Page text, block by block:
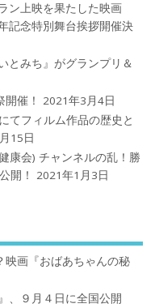
ン上映を果たした映画
記念特別舞台挨拶開催決
とみち』がグランプリ＆
催！
2021年3月4日
てフィルム作品の歴史と
15日
康会) チャンネルの乱！勝
開！
2021年1月3日
映画『おばあちゃんの秘
、９月４日に全国公開